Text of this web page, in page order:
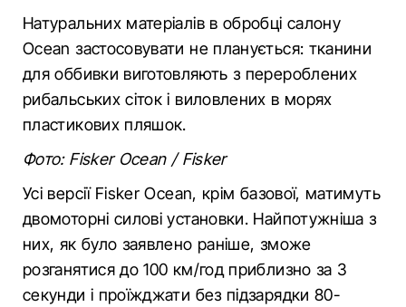
Натуральних матеріалів в обробці салону
Ocean застосовувати не планується: тканини
для оббивки виготовляють з перероблених
рибальських сіток і виловлених в морях
пластикових пляшок.
Фото: Fisker Ocean / Fisker
Усі версії Fisker Ocean, крім базової, матимуть
двомоторні силові установки. Найпотужніша з
них, як було заявлено раніше, зможе
розганятися до 100 км/год приблизно за 3
секунди і проїжджати без підзарядки 80-